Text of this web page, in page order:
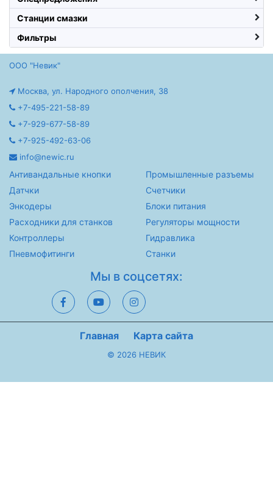
Станции смазки
Фильтры
ООО "Невик"
Москва, ул. Народного ополчения, 38
+7-495-221-58-89
+7-929-677-58-89
+7-925-492-63-06
info@newic.ru
Антивандальные кнопки
Датчки
Энкодеры
Расходники для станков
Контроллеры
Пневмофитинги
Промышленные разъемы
Счетчики
Блоки питания
Регуляторы мощности
Гидравлика
Станки
Мы в соцсетях:
Главная Карта сайта
© 2026 НЕВИК